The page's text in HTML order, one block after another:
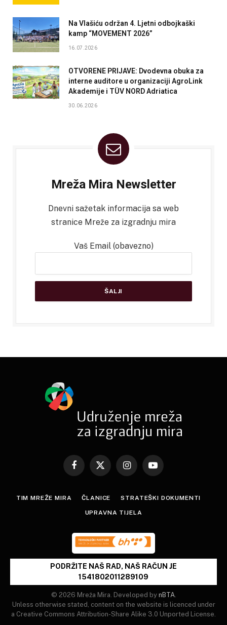
Na Vlašiću održan 4. Ljetni odbojkaški
kamp “MOVEMENT 2026”
16.07.2026
OTVORENE PRIJAVE: Dvodevna obuka za
interne auditore u organizaciji AgroLink
Akademije i TÜV NORD Adriatica
30.06.2026
Mreža Mira Newsletter
Dnevni sažetak informacija sa web
stranice Mreže za izgradnju mira
Vaš Email (obavezno)
Facebook
X
InstagramYouTube
TIM MREŽE MIRA ČLANICE STRATEŠKI DOKUMENTI
UPRAVNA TIJELA
PODRŽITE NAŠ RAD, NAŠ RAČUN JE
1541802011289109
© 2026 Mreža Mira. Developed by nBTA.
Unless otherwise stated, content on the website is licenced under
a Creative Commons Attribution-Share Alike 3.0 Unported License.